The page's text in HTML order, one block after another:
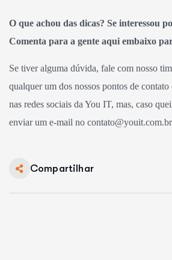
O que achou das dicas? Se interessou
Comenta para a gente aqui embaixo
Se tiver alguma dúvida, fale com nosso
qualquer um dos nossos pontos de
nas redes sociais da You IT, mas, caso
enviar um e-mail no
Compartilhar